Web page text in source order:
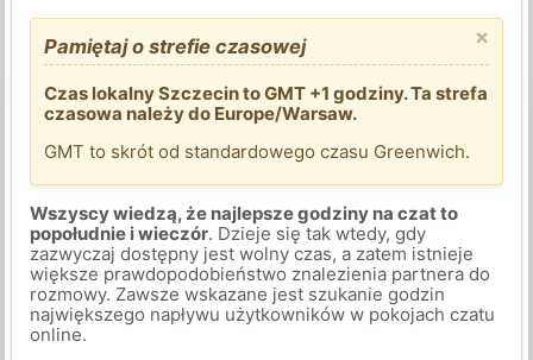
×
Pamiętaj o strefie czasowej
Czas lokalny Szczecin to GMT +1 godziny. Ta strefa
czasowa należy do Europe/Warsaw.
GMT to skrót od standardowego czasu Greenwich.
Wszyscy wiedzą, że najlepsze godziny na czat to
popołudnie i wieczór. Dzieje się tak wtedy, gdy
zazwyczaj dostępny jest wolny czas, a zatem istnieje
większe prawdopodobieństwo znalezienia partnera do
rozmowy. Zawsze wskazane jest szukanie godzin
największego napływu użytkowników w pokojach czatu
online.